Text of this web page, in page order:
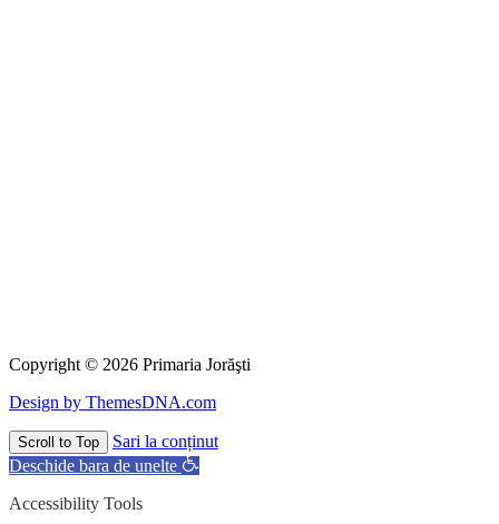
Copyright © 2026 Primaria Jorăşti
Design by ThemesDNA.com
Scroll to Top
Sari la conținut
Deschide bara de unelte
Accessibility Tools